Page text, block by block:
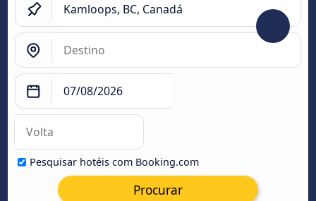
Pesquisar hotéis com Booking.com
Procurar